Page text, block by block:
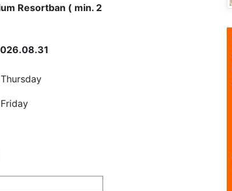
Resortban ( min. 2
Thursday
Friday